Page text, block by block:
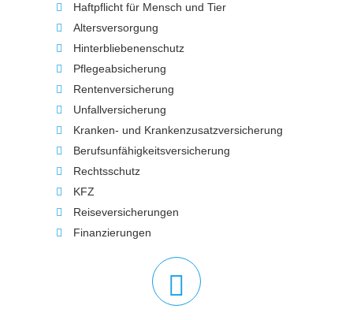
Haftpflicht für Mensch und Tier
Altersversorgung
Hinterbliebenenschutz
Pflegeabsicherung
Rentenversicherung
Unfallversicherung
Kranken- und Krankenzusatzversicherung
Berufsunfähigkeitsversicherung
Rechtsschutz
KFZ
Reiseversicherungen
Finanzierungen